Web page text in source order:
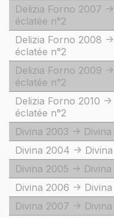
Delizia Forno 2007 -
éclatée n°2
Delizia Forno 2008 -
éclatée n°2
Delizia Forno 2009 -
éclatée n°2
Delizia Forno 2010 -
éclatée n°2
Divina 2003 ->
Divina 2004 ->
Divina 2005 ->
Divina 2006 ->
Divina 2007 ->